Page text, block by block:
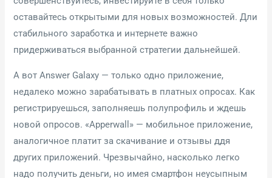
оставайтесь открытыми для новых возможностей. Дли
стабильного заработка и интернете важно
придерживаться выбранной стратегии дальнейшей.
А вот Answer Galaxy — только одно приложение,
недалеко можно зарабатывать в платных опросах. Как
регистрируешься, заполняешь полупрофиль и ждешь
новой опросов. «Apperwall» — мобильное приложение,
аналогичное платит за скачивание и отзывы ддя
других приложений. Чрезвычайно, насколько легко
надо получить деньги, но имея смартфон неусыпным